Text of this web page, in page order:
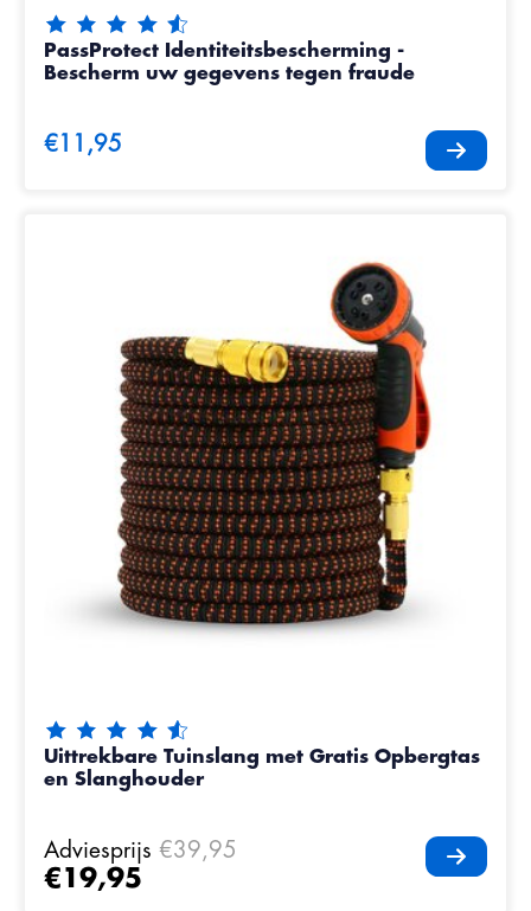
De beoordeling van dit product is 4.85
PassProtect Identiteitsbescherming -
Bescherm uw gegevens tegen fraude
€11,95
De beoordeling van dit product is 4.65 van de 5
Uittrekbare Tuinslang met Gratis Opbergtas
en Slanghouder
Adviesprijs €39,95
€19,95